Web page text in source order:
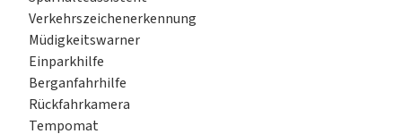
Verkehrszeichenerkennung
Müdigkeitswarner
Einparkhilfe
Berganfahrhilfe
Rückfahrkamera
Tempomat